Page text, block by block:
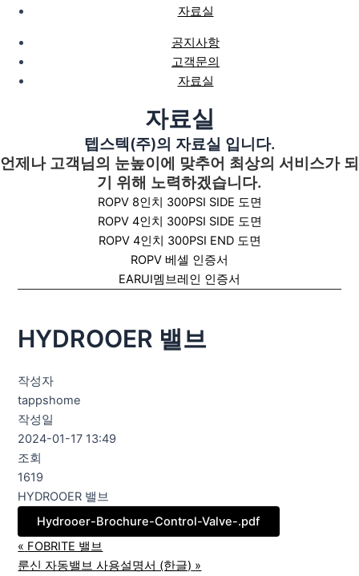
자료실
공지사항
고객문의
자료실
자료실
텝스텍(주)의 자료실 입니다.
언제나 고객님의 눈높이에 맞추어 최상의 서비스가 되
기 위해 노력하겠습니다.
ROPV 8인치 300PSI SIDE 도면
ROPV 4인치 300PSI SIDE 도면
ROPV 4인치 300PSI END 도면
ROPV 베셀 인증서
EARUI멤브레인 인증서
HYDROOER 밸브
작성자
tappshome
작성일
2024-01-17 13:49
조회
1619
HYDROOER 밸브
Hydrooer-Brochure-Control-Valve-.pdf
« FOBRITE 밸브
룬신 자동밸브 사용설명서 (한글) »